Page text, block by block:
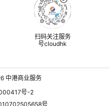
扫码关注服务
号cloudhk
中港商业服务
号-2
号